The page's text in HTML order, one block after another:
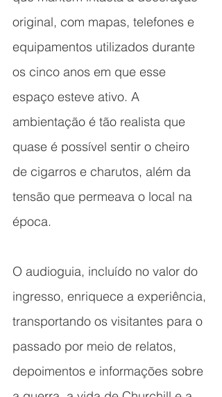
original, com mapas, telefones e
equipamentos utilizados durante
os cinco anos em que esse
espaço esteve ativo. A
ambientação é tão realista que
quase é possível sentir o cheiro
de cigarros e charutos, além da
tensão que permeava o local na
época.
O audioguia, incluído no valor do
ingresso, enriquece a experiência,
transportando os visitantes para o
passado por meio de relatos,
depoimentos e informações sobre